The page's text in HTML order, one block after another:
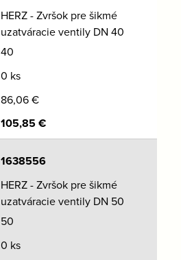
HERZ - Zvršok pre šikmé
uzatváracie ventily DN 40
40
0 ks
86,06€
105,85€
1638556
HERZ - Zvršok pre šikmé
uzatváracie ventily DN 50
50
0 ks